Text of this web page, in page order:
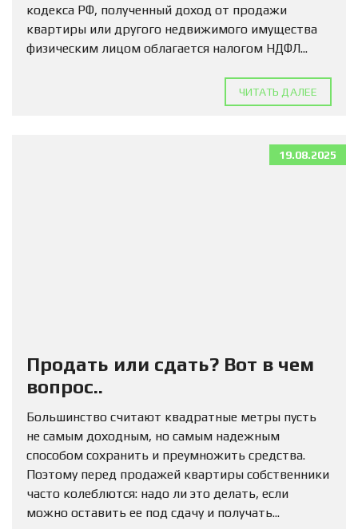
кодекса РФ, полученный доход от продажи
квартиры или другого недвижимого имущества
физическим лицом облагается налогом НДФЛ...
ЧИТАТЬ ДАЛЕЕ
19.08.2025
Продать или сдать? Вот в чем
вопрос..
Большинство считают квадратные метры пусть
не самым доходным, но самым надежным
способом сохранить и преумножить средства.
Поэтому перед продажей квартиры собственники
часто колеблются: надо ли это делать, если
можно оставить ее под сдачу и получать...